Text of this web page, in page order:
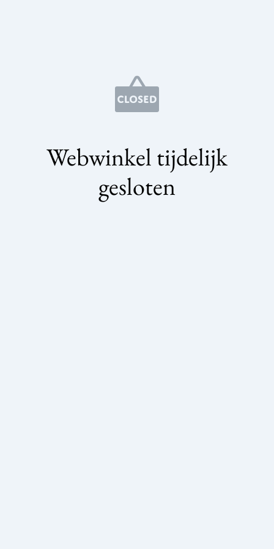
Webwinkel tijdelijk
gesloten